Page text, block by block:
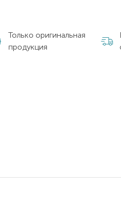
Только оригинальная
продукция